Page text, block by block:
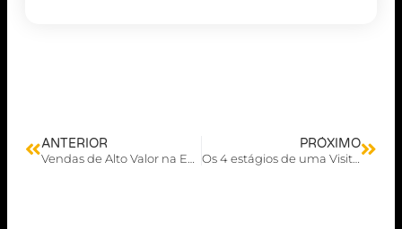
ANTERIOR PRÓXIMO
Os 4 estágios de uma Visita de Vendas na Engenharia Elétrica